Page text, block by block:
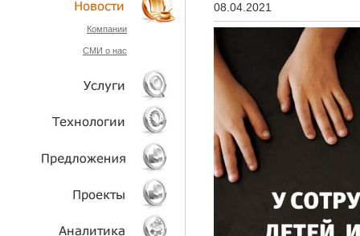
О КОМПАНИИ
НОВОСТИ
Компании
СМИ о нас
УСЛУГИ
ТЕХНОЛОГИИ
ОБЪЕКТЫ
08.04.2021